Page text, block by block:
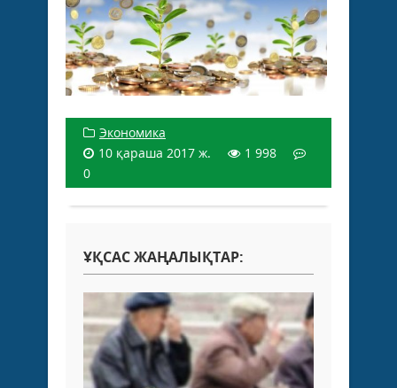
Экономика
10 қараша 2017 ж.
1 998
0
ҰҚСАС ЖАҢАЛЫҚТАР: